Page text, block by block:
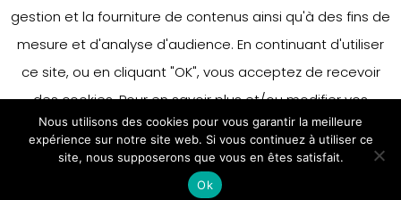
gestion et la fourniture de contenus ainsi qu'à des fins de
mesure et d'analyse d'audience. En continuant d'utiliser
ce site, ou en cliquant "OK", vous acceptez de recevoir
des cookies. Pour en savoir plus et/ou modifier vos
préférences en matière de cookies, merci de vous référer
à notre politique sur les cookies.
Accepter
En savoir plus
Nous utilisons des cookies pour vous garantir la meilleure
expérience sur notre site web. Si vous continuez à utiliser ce
site, nous supposerons que vous en êtes satisfait.
Ok